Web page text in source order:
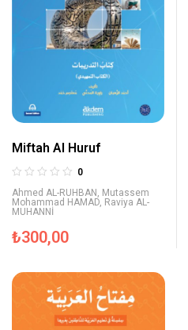
Miftah Al Huruf
0
Ahmed AL-RUHBAN Mutassem
Mohammad HAMAD Raviya AL-
MUHANNİ
₺300,00